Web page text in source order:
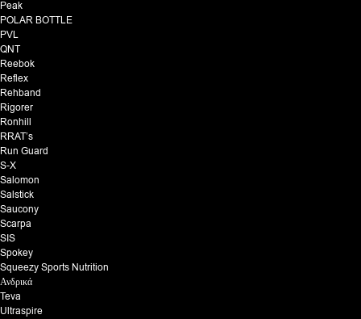
Peak
POLAR BOTTLE
PVL
QNT
Reebok
Reflex
Rehband
Rigorer
Ronhill
RRAT’s
Run Guard
S-X
Salomon
Salstick
Saucony
Scarpa
SIS
Spokey
Squeezy Sports Nutrition
Ανδρικά
Teva
Ultraspire